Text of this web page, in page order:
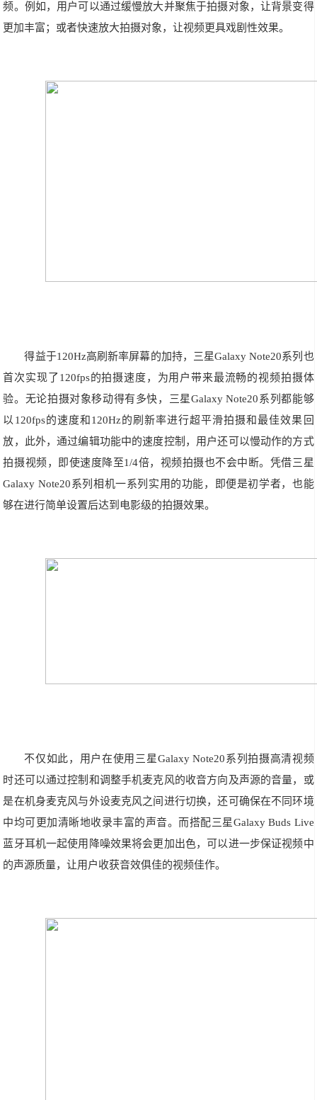
频。例如，用户可以通过缓慢放大并聚焦于拍摄对象，让背景变得
更加丰富；或者快速放大拍摄对象，让视频更具戏剧性效果。
得益于120Hz高刷新率屏幕的加持，三星Galaxy Note20系列也
首次实现了120fps的拍摄速度，为用户带来最流畅的视频拍摄体
验。无论拍摄对象移动得有多快，三星Galaxy Note20系列都能够
以120fps的速度和120Hz的刷新率进行超平滑拍摄和最佳效果回
放，此外，通过编辑功能中的速度控制，用户还可以慢动作的方式
拍摄视频，即使速度降至1/4倍，视频拍摄也不会中断。凭借三星
Galaxy Note20系列相机一系列实用的功能，即便是初学者，也能
够在进行简单设置后达到电影级的拍摄效果。
不仅如此，用户在使用三星Galaxy Note20系列拍摄高清视频
时还可以通过控制和调整手机麦克风的收音方向及声源的音量，或
是在机身麦克风与外设麦克风之间进行切换，还可确保在不同环境
中均可更加清晰地收录丰富的声音。而搭配三星Galaxy Buds Live
蓝牙耳机一起使用降噪效果将会更加出色，可以进一步保证视频中
的声源质量，让用户收获音效俱佳的视频佳作。